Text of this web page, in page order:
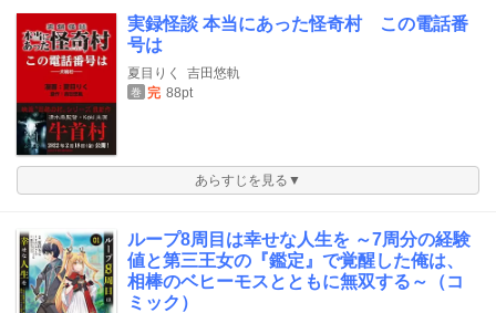
実録怪談 本当にあった怪奇村 この電話番
号は
夏目りく 吉田悠軌
巻 完 88pt
あらすじを見る▼
ループ8周目は幸せな人生を ～7周分の経験
値と第三王女の『鑑定』で覚醒した俺は、
相棒のベヒーモスとともに無双する～（コ
ミック）